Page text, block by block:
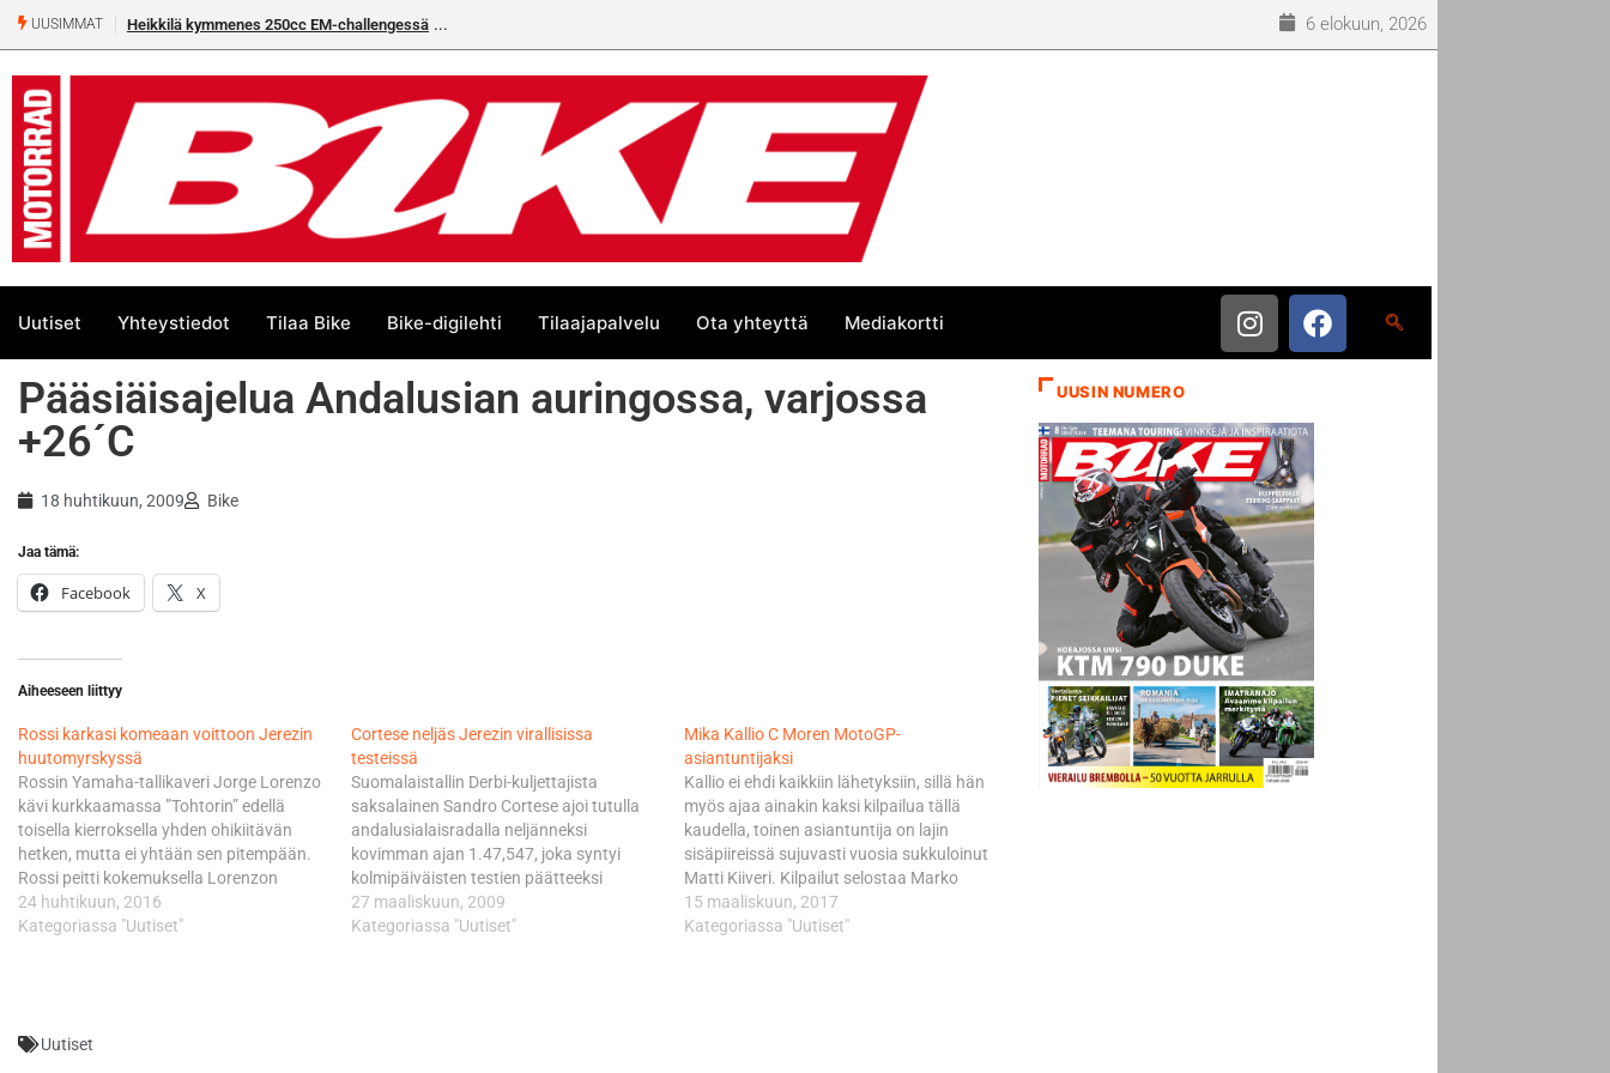
UUSIMMAT
kymmenes 250cc EM-challengessä Rantala flat trackin Euroopan Cupin mestari 6 elokuun, 2026
Uutiset Yhteystiedot Tilaa Bike Bike-digilehti Tilaajapalvelu Ota yhteyttä Mediakortti
Pääsiäisajelua Andalusian auringossa, varjossa
+26´C
18 huhtikuun, 2009 Bike
Jaa tämä:
Facebook X
Aiheeseen liittyy
Rossi karkasi komeaan voittoon Jerezin
huutomyrskyssä
Rossin Yamaha-tallikaveri Jorge Lorenzo
kävi kurkkaamassa ”Tohtorin” edellä
toisella kierroksella yhden ohikiitävän
hetken, mutta ei yhtään sen pitempään.
Rossi peitti kokemuksella Lorenzon
hyökkäykset ja karkasi
vääjäämättömästi myös kaksi
kisasta oli ajettu…
24 huhtikuun, 2016
Kategoriassa "Uutiset"
Cortese neljäs Jerezin virallisissa
testeissä
Suomalaistallin Derbi-kuljettajista
saksalainen Sandro Cortese ajoi tutulla
andalusialaisradalla neljänneksi
kovimman ajan 1.47,547, joka syntyi
kolmipäiväisten testien päätteeksi
perjantaina. Hänen sveitsiläisen
tiimikaverinsa Dominique Aegerterin
27 maaliskuun, 2009
Kategoriassa "Uutiset"
Mika Kallio C Moren MotoGP-
asiantuntijaksi
Kallio ei ehdi kaikkiin lähetyksiin, sillä hän
myös ajaa ainakin kaksi kilpailua tällä
kaudella, toinen asiantuntija on lajin
sisäpiireissä sujuvasti vuosia sukkuloinut
Matti Kiiveri. Kilpailut selostaa Marko
Terva-aho. "MotoGP on niin upea tv-laji
kuin olla voi, vaikka Suomessa se on
15 maaliskuun, 2017
Kategoriassa "Uutiset"
Uutiset
UUSIN NUMERO